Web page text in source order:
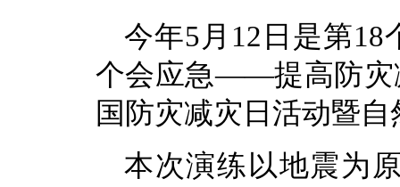
今年5月12日是第
个会应急——提高防灾
国防灾减灾日活动暨
本次演练以地震为